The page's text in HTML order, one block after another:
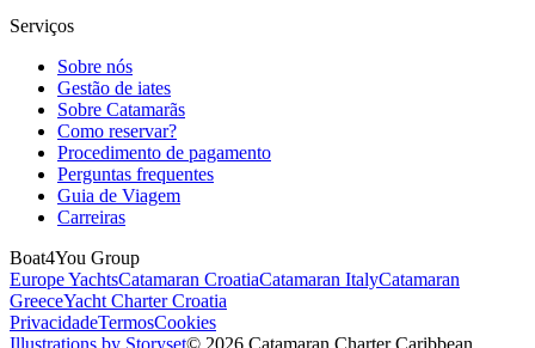
Serviços
Sobre nós
Gestão de iates
Sobre Catamarãs
Como reservar?
Procedimento de pagamento
Perguntas frequentes
Guia de Viagem
Carreiras
Boat4You Group
Europe YachtsCatamaran CroatiaCatamaran ItalyCatamaran
GreeceYacht Charter Croatia
PrivacidadeTermosCookies